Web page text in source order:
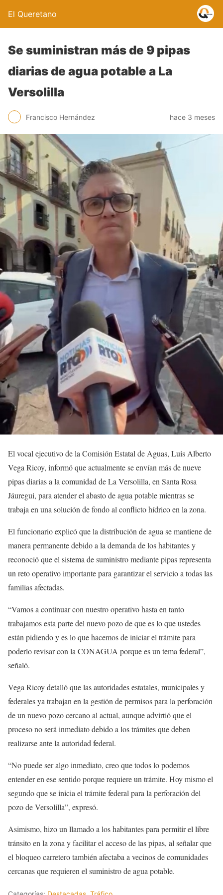
El Queretano
Se suministran más de 9 pipas
diarias de agua potable a La
Versolilla
Francisco Hernández hace 3 meses
El vocal ejecutivo de la Comisión Estatal de Aguas, Luis Alberto
Vega Ricoy, informó que actualmente se envían más de nueve
pipas diarias a la comunidad de La Versolilla, en Santa Rosa
Jáuregui, para atender el abasto de agua potable mientras se
trabaja en una solución de fondo al conflicto hídrico en la zona.
El funcionario explicó que la distribución de agua se mantiene de
manera permanente debido a la demanda de los habitantes y
reconoció que el sistema de suministro mediante pipas representa
un reto operativo importante para garantizar el servicio a todas las
familias afectadas.
“Vamos a continuar con nuestro operativo hasta en tanto
trabajamos esta parte del nuevo pozo de que es lo que ustedes
están pidiendo y es lo que hacemos de iniciar el trámite para
poderlo revisar con la CONAGUA porque es un tema federal”,
señaló.
Vega Ricoy detalló que las autoridades estatales, municipales y
federales ya trabajan en la gestión de permisos para la perforación
de un nuevo pozo cercano al actual, aunque advirtió que el
proceso no será inmediato debido a los trámites que deben
realizarse ante la autoridad federal.
“No puede ser algo inmediato, creo que todos lo podemos
entender en ese sentido porque requiere un trámite. Hoy mismo el
segundo que se inicia el trámite federal para la perforación del
pozo de Versolilla”, expresó.
Asimismo, hizo un llamado a los habitantes para permitir el libre
tránsito en la zona y facilitar el acceso de las pipas, al señalar que
el bloqueo carretero también afectaba a vecinos de comunidades
cercanas que requieren el suministro de agua potable.